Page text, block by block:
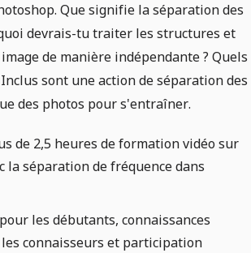
Que signifie la séparation des
devrais-tu traiter les structures et
de manière indépendante ? Quels
sont une action de séparation des
des photos pour s'entraîner.
de 2,5 heures de formation vidéo sur
la séparation de fréquence dans
les débutants, connaissances
connaisseurs et participation